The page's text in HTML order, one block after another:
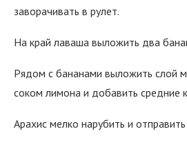
заворачивать в рулет.
На край лаваша выложить два
Рядом с бананами выложить слой
соком лимона и добавить средние
Арахис мелко нарубить и